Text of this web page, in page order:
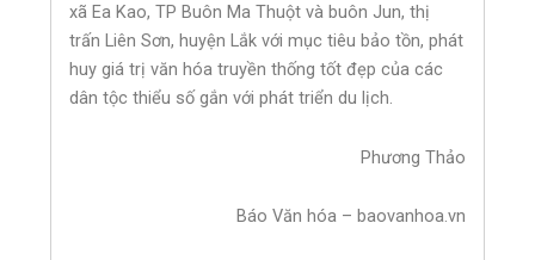
xã Ea Kao, TP Buôn Ma Thuột và buôn Jun, thị
trấn Liên Sơn, huyện Lắk với mục tiêu bảo tồn, phát
huy giá trị văn hóa truyền thống tốt đẹp của các
dân tộc thiểu số gắn với phát triển du lịch.
Phương Thảo
Báo Văn hóa – baovanhoa.vn